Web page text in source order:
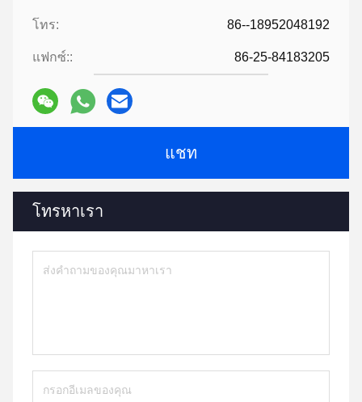
โทร: 86--18952048192
แฟกซ์:: 86-25-84183205
แชท
โทรหาเรา